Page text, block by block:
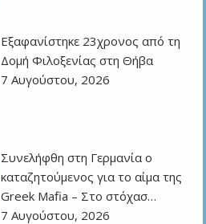
Εξαφανίστηκε 23χρονος από τη
Δομή Φιλοξενίας στη Θήβα
7 Αυγούστου, 2026
Συνελήφθη στη Γερμανία ο
καταζητούμενος για το αίμα της
Greek Mafia – Στο στόχασ…
7 Αυγούστου, 2026